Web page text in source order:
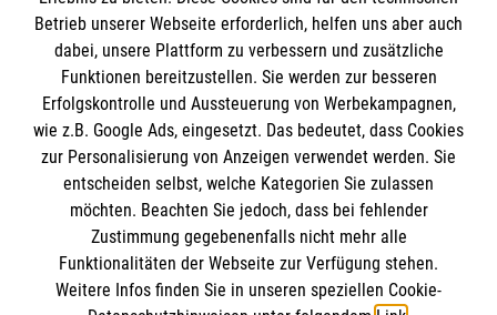
Informationen
Impressum
Datenschutz
Barrierefreiheit
Kontakt
Medizinproduktesicherheit
Die Malteser
Malteser in Deutschland
Malteserorden
Sharepoint
Spendenkonto
Betrieb unserer Webseite erforderlich, helfen uns aber auch
dabei, unsere Plattform zu verbessern und zusätzliche
Funktionen bereitzustellen. Sie werden zur besseren
Erfolgskontrolle und Aussteuerung von Werbekampagnen,
wie z.B. Google Ads, eingesetzt. Das bedeutet, dass Cookies
zur Personalisierung von Anzeigen verwendet werden. Sie
entscheiden selbst, welche Kategorien Sie zulassen
möchten. Beachten Sie jedoch, dass bei fehlender
Zustimmung gegebenenfalls nicht mehr alle
Funktionalitäten der Webseite zur Verfügung stehen.
Weitere Infos finden Sie in unseren speziellen Cookie-